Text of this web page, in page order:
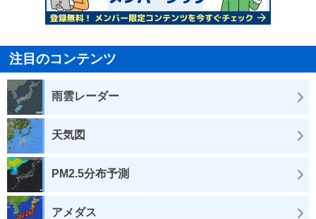
注目のコンテンツ
雨雲レーダー
天気図
PM2.5分布予測
アメダス